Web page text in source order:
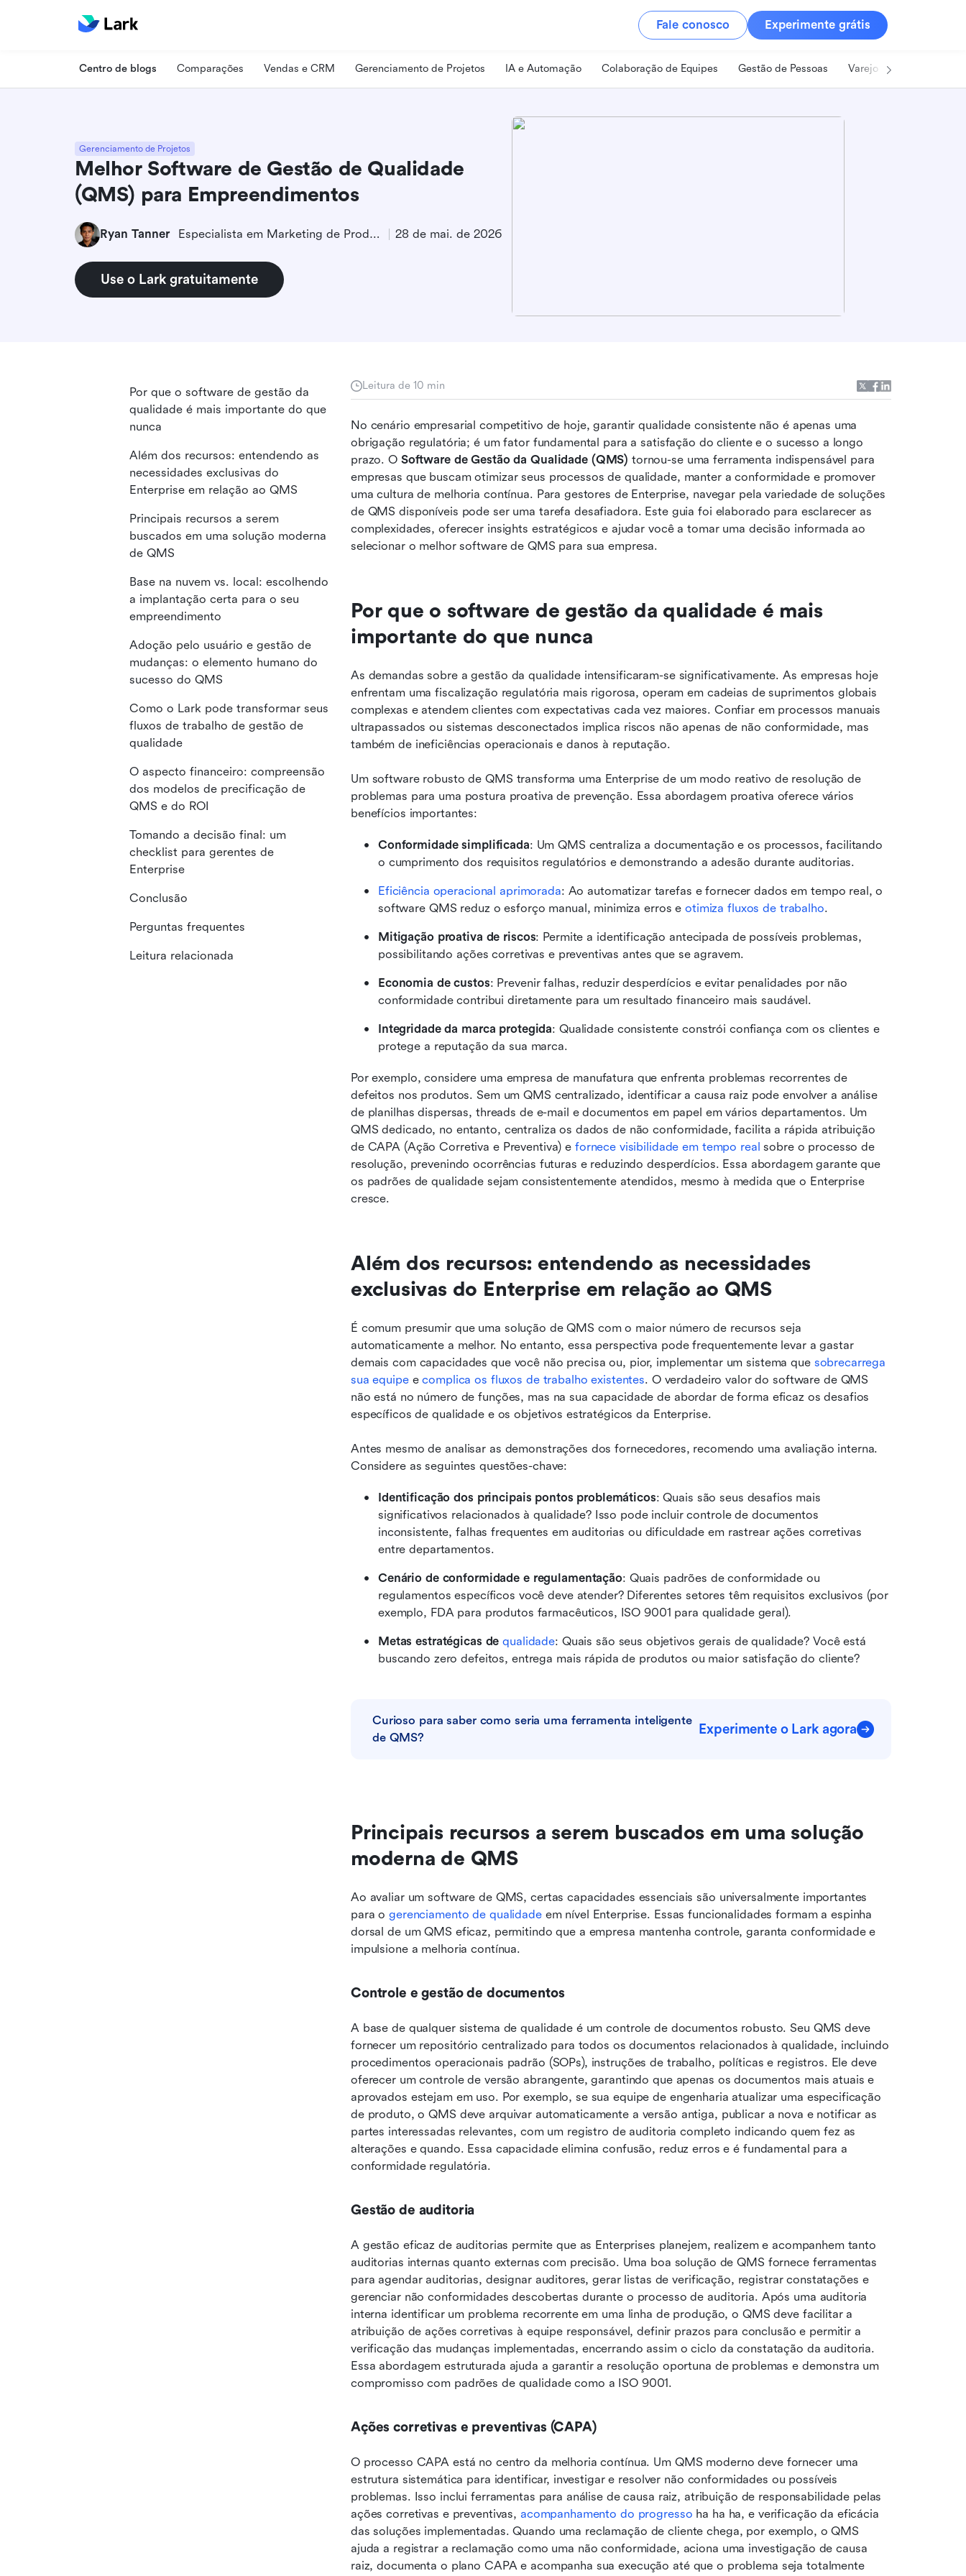
Fale conosco Experimente grátis
Centro de blogs Comparações Vendas e CRM Gerenciamento de Projetos IA e Automação Colaboração de Equipes Gestão de Pessoas Varejo
Gerenciamento de Projetos
Melhor Software de Gestão de Qualidade
(QMS) para Empreendimentos
Ryan Tanner Especialista em Marketing de Produto 28 de mai. de 2026
Use o Lark gratuitamente
Leitura de 10 min
No cenário empresarial competitivo de hoje, garantir qualidade consistente não é apenas uma
obrigação regulatória; é um fator fundamental para a satisfação do cliente e o sucesso a longo
prazo. O Software de Gestão da Qualidade (QMS) tornou-se uma ferramenta indispensável para
empresas que buscam otimizar seus processos de qualidade, manter a conformidade e promover
uma cultura de melhoria contínua. Para gestores de Enterprise, navegar pela variedade de soluções
de QMS disponíveis pode ser uma tarefa desafiadora. Este guia foi elaborado para esclarecer as
complexidades, oferecer insights estratégicos e ajudar você a tomar uma decisão informada ao
selecionar o melhor software de QMS para sua empresa.
Por que o software de gestão da qualidade é mais
importante do que nunca
As demandas sobre a gestão da qualidade intensificaram-se significativamente. As empresas hoje
enfrentam uma fiscalização regulatória mais rigorosa, operam em cadeias de suprimentos globais
complexas e atendem clientes com expectativas cada vez maiores. Confiar em processos manuais
ultrapassados ou sistemas desconectados implica riscos não apenas de não conformidade, mas
também de ineficiências operacionais e danos à reputação.
Um software robusto de QMS transforma uma Enterprise de um modo reativo de resolução de
problemas para uma postura proativa de prevenção. Essa abordagem proativa oferece vários
benefícios importantes:
Conformidade simplificada: Um QMS centraliza a documentação e os processos, facilitando
o cumprimento dos requisitos regulatórios e demonstrando a adesão durante auditorias.
Eficiência operacional aprimorada: Ao automatizar tarefas e fornecer dados em tempo real, o
software QMS reduz o esforço manual, minimiza erros e otimiza fluxos de trabalho.
Mitigação proativa de riscos: Permite a identificação antecipada de possíveis problemas,
possibilitando ações corretivas e preventivas antes que se agravem.
Economia de custos: Prevenir falhas, reduzir desperdícios e evitar penalidades por não
conformidade contribui diretamente para um resultado financeiro mais saudável.
Integridade da marca protegida: Qualidade consistente constrói confiança com os clientes e
protege a reputação da sua marca.
Por exemplo, considere uma empresa de manufatura que enfrenta problemas recorrentes de
defeitos nos produtos. Sem um QMS centralizado, identificar a causa raiz pode envolver a análise
de planilhas dispersas, threads de e-mail e documentos em papel em vários departamentos. Um
QMS dedicado, no entanto, centraliza os dados de não conformidade, facilita a rápida atribuição
de CAPA (Ação Corretiva e Preventiva) e fornece visibilidade em tempo real sobre o processo de
resolução, prevenindo ocorrências futuras e reduzindo desperdícios. Essa abordagem garante que
os padrões de qualidade sejam consistentemente atendidos, mesmo à medida que o Enterprise
cresce.
Além dos recursos: entendendo as necessidades
exclusivas do Enterprise em relação ao QMS
É comum presumir que uma solução de QMS com o maior número de recursos seja
automaticamente a melhor. No entanto, essa perspectiva pode frequentemente levar a gastar
demais com capacidades que você não precisa ou, pior, implementar um sistema que sobrecarrega
sua equipe e complica os fluxos de trabalho existentes. O verdadeiro valor do software de QMS
não está no número de funções, mas na sua capacidade de abordar de forma eficaz os desafios
específicos de qualidade e os objetivos estratégicos da Enterprise.
Antes mesmo de analisar as demonstrações dos fornecedores, recomendo uma avaliação interna.
Considere as seguintes questões-chave:
Identificação dos principais pontos problemáticos: Quais são seus desafios mais
significativos relacionados à qualidade? Isso pode incluir controle de documentos
inconsistente, falhas frequentes em auditorias ou dificuldade em rastrear ações corretivas
entre departamentos.
Cenário de conformidade e regulamentação: Quais padrões de conformidade ou
regulamentos específicos você deve atender? Diferentes setores têm requisitos exclusivos (por
exemplo, FDA para produtos farmacêuticos, ISO 9001 para qualidade geral).
Metas estratégicas de qualidade: Quais são seus objetivos gerais de qualidade? Você está
buscando zero defeitos, entrega mais rápida de produtos ou maior satisfação do cliente?
Curioso para saber como seria uma ferramenta inteligente
de QMS?
Experimente o Lark agora
Principais recursos a serem buscados em uma solução
moderna de QMS
Ao avaliar um software de QMS, certas capacidades essenciais são universalmente importantes
para o gerenciamento de qualidade em nível Enterprise. Essas funcionalidades formam a espinha
dorsal de um QMS eficaz, permitindo que a empresa mantenha controle, garanta conformidade e
impulsione a melhoria contínua.
Controle e gestão de documentos
A base de qualquer sistema de qualidade é um controle de documentos robusto. Seu QMS deve
fornecer um repositório centralizado para todos os documentos relacionados à qualidade, incluindo
procedimentos operacionais padrão (SOPs), instruções de trabalho, políticas e registros. Ele deve
oferecer um controle de versão abrangente, garantindo que apenas os documentos mais atuais e
aprovados estejam em uso. Por exemplo, se sua equipe de engenharia atualizar uma especificação
de produto, o QMS deve arquivar automaticamente a versão antiga, publicar a nova e notificar as
partes interessadas relevantes, com um registro de auditoria completo indicando quem fez as
alterações e quando. Essa capacidade elimina confusão, reduz erros e é fundamental para a
conformidade regulatória.
Gestão de auditoria
A gestão eficaz de auditorias permite que as Enterprises planejem, realizem e acompanhem tanto
auditorias internas quanto externas com precisão. Uma boa solução de QMS fornece ferramentas
para agendar auditorias, designar auditores, gerar listas de verificação, registrar constatações e
gerenciar não conformidades descobertas durante o processo de auditoria. Após uma auditoria
interna identificar um problema recorrente em uma linha de produção, o QMS deve facilitar a
atribuição de ações corretivas à equipe responsável, definir prazos para conclusão e permitir a
verificação das mudanças implementadas, encerrando assim o ciclo da constatação da auditoria.
Essa abordagem estruturada ajuda a garantir a resolução oportuna de problemas e demonstra um
compromisso com padrões de qualidade como a ISO 9001.
Ações corretivas e preventivas (CAPA)
O processo CAPA está no centro da melhoria contínua. Um QMS moderno deve fornecer uma
estrutura sistemática para identificar, investigar e resolver não conformidades ou possíveis
problemas. Isso inclui ferramentas para análise de causa raiz, atribuição de responsabilidade pelas
ações corretivas e preventivas, acompanhamento do progresso ha ha ha, e verificação da eficácia
das soluções implementadas. Quando uma reclamação de cliente chega, por exemplo, o QMS
ajuda a registrar a reclamação como uma não conformidade, aciona uma investigação de causa
raiz, documenta o plano CAPA e acompanha sua execução até que o problema seja totalmente
Por que o software de gestão da
qualidade é mais importante do que
nunca
Além dos recursos: entendendo as
necessidades exclusivas do
Enterprise em relação ao QMS
Principais recursos a serem
buscados em uma solução moderna
de QMS
Base na nuvem vs. local: escolhendo
a implantação certa para o seu
empreendimento
Adoção pelo usuário e gestão de
mudanças: o elemento humano do
sucesso do QMS
Como o Lark pode transformar seus
fluxos de trabalho de gestão de
qualidade
O aspecto financeiro: compreensão
dos modelos de precificação de
QMS e do ROI
Tomando a decisão final: um
checklist para gerentes de
Enterprise
Conclusão
Perguntas frequentes
Leitura relacionada